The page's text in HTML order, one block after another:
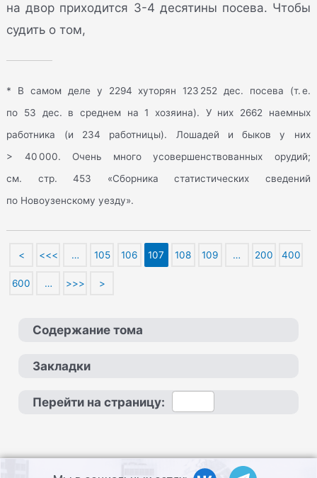
на двор приходится 3-4 десятины посева. Чтобы
судить о том,
* В самом деле у 2294 хуторян 123 252 дес. посева (т. е.
по 53 дес. в среднем на 1 хозяина). У них 2662 наемных
работника (и 234 работницы). Лошадей и быков у них
> 40 000. Очень много усовершенствованных орудий;
см. стр. 453 «Сборника статистических сведений
по Новоузенскому уезду».
< <<< … 105 106 107 108 109 … 200 400
600 … >>> >
Содержание тома
Закладки
Перейти на страницу: